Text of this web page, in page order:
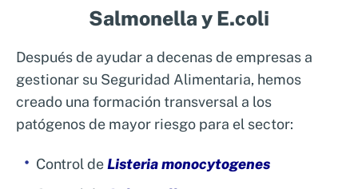
Salmonella y E.coli
Después de ayudar a decenas de empresas a
gestionar su Seguridad Alimentaria, hemos
creado una formación transversal a los
patógenos de mayor riesgo para el sector:
Control deListeria monocytogenes